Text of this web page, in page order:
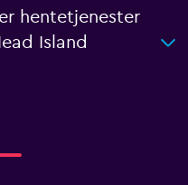
hentetjenester
Island